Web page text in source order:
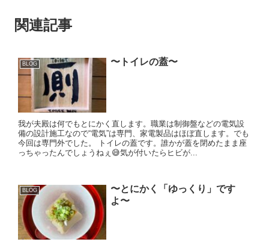
関連記事
BLOG 〜トイレの蓋〜
我が夫殿は何でもとにかく直します。職業は制御盤などの電気設
備の設計施工なので“電気”は専門、家電製品はほぼ直します。でも
今回は専門外でした。 トイレの蓋です。誰かが蓋を閉めたまま座
っちゃったんでしょうねぇ😅気が付いたらヒビが...
BLOG
〜とにかく「ゆっくり」です
よ〜